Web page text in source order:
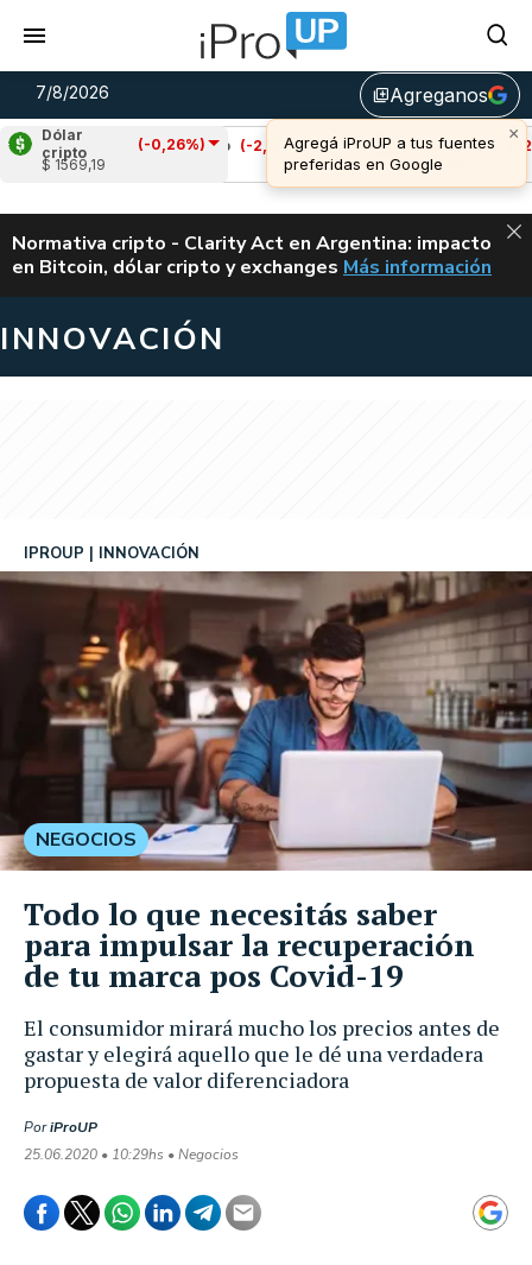
7/8/2026 library_addAgreganos
Dólar
cripto
(-0,26%)
$ 1569,19
Cardano (-2,97%)
Avalanche
(-1,12%)
u$s 6,40
ALERTA
Normativa cripto - Clarity Act en Argentina: impacto
en Bitcoin, dólar cripto y exchanges CLARITY ACT EN
Más información
INNOVACIÓN
El consumidor mirará mucho los precios antes de
gastar y elegirá aquello que le dé una verdadera
propuesta de valor diferenciadora
IPROUP INNOVACIÓN
PoriProUP
25.06.2020 • 10:29hs • Negocios
NEGOCIOS
Todo lo que necesitás saber
para impulsar la recuperación
de tu marca pos Covid-19